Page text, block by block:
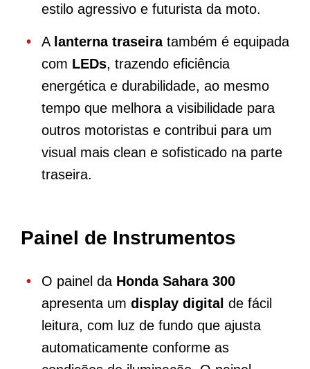
estilo agressivo e futurista da moto.
A lanterna traseiratambém é equipada
com LEDs, trazendo eficiência
energética e durabilidade, ao mesmo
tempo que melhora a visibilidade para
outros motoristas e contribui para um
visual mais clean e sofisticado na parte
traseira.
Painel de Instrumentos
O painel da Honda Sahara 300
apresenta um display digital de fácil
leitura, com luz de fundo que ajusta
automaticamente conforme as